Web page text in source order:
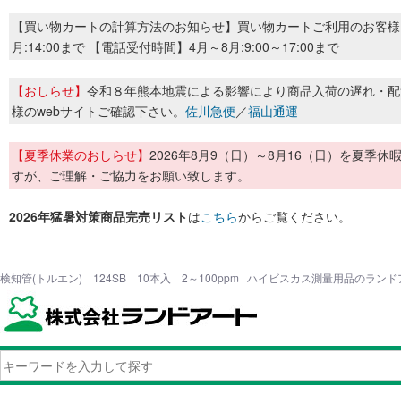
【買い物カートの計算方法のお知らせ】買い物カートご利用のお客
月:14:00まで 【電話受付時間】4月～8月:9:00～17:00まで
【おしらせ】 令和８年熊本地震による影響により商品入荷の遅れ・
様のwebサイトご確認下さい。 佐川急便／福山通運
【夏季休業のおしらせ】 2026年8月9（日）～8月16（日）を夏季休
すが、ご理解・ご協力をお願い致します。
2026年猛暑対策商品完売リストはこちらからご覧ください。
検知管(トルエン) 124SB 10本入 2～100ppm | ハイビスカス測量用品のランド